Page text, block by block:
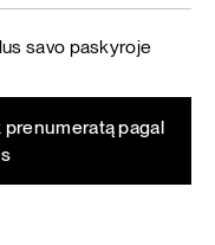
savo paskyroje
pagal